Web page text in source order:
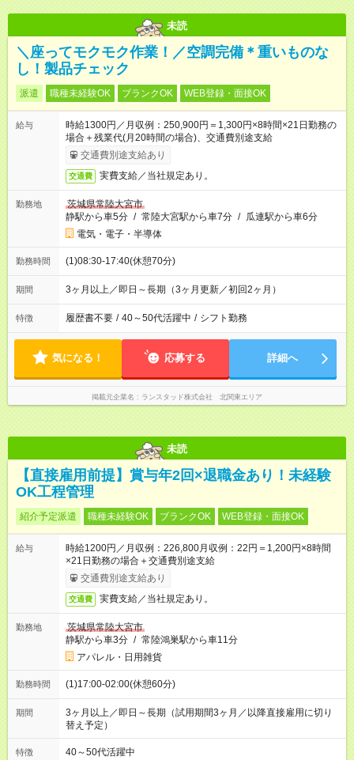
未読
＼座ってモクモク作業！／空調完備＊重いものな
し！製品チェック
派遣 職種未経験OK ブランクOK WEB登録・面接OK
給与
時給1300円／月収例：250,900円＝1,300円×8時間×21日勤務の
場合＋残業代(月20時間の場合)、交通費別途支給
交通費別途支給あり
交通費 実費支給／当社規定あり。
勤務地
茨城県常陸大宮市
静駅から車5分 / 常陸大宮駅から車7分 / 瓜連駅から車6分
電気・電子・半導体
勤務時間 (1)08:30-17:40(休憩70分)
期間 3ヶ月以上／即日～長期（3ヶ月更新／初回2ヶ月）
特徴 履歴書不要 / 40～50代活躍中 / シフト勤務
気になる！ 応募する 詳細へ
掲載元企業名 ランスタッド株式会社 北関東エリア
未読
【直接雇用前提】賞与年2回×退職金あり！未経験
OK工程管理
紹介予定派遣 職種未経験OK ブランクOK WEB登録・面接OK
給与
時給1200円／月収例：226,800月収例：22円＝1,200円×8時間
×21日勤務の場合＋交通費別途支給
交通費別途支給あり
交通費 実費支給／当社規定あり。
勤務地
茨城県常陸大宮市
静駅から車3分 / 常陸鴻巣駅から車11分
アパレル・日用雑貨
勤務時間 (1)17:00-02:00(休憩60分)
期間
3ヶ月以上／即日～長期（試用期間3ヶ月／以降直接雇用に切り
替え予定）
特徴 40～50代活躍中